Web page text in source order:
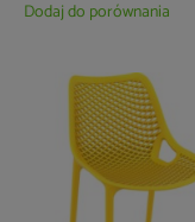
Dodaj do porównania